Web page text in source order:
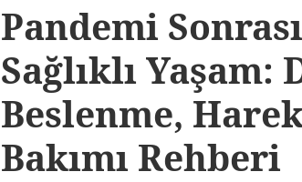
Pandemi
Sağlıklı Yaşam:
Beslenme,
Bakımı Rehberi